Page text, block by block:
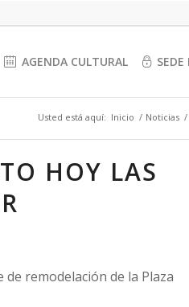
AGENDA CULTURAL
Usted está aquí: Inicio / Noticias /
HOY LAS
remodelación de la Plaza